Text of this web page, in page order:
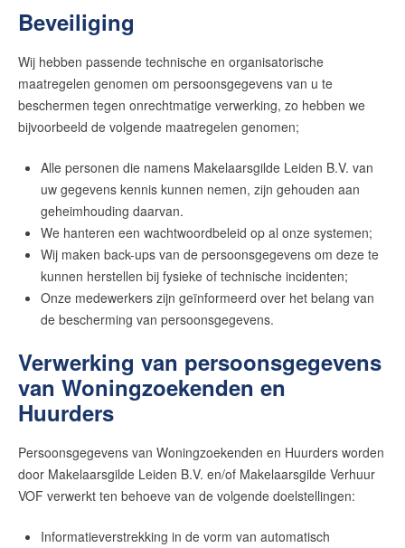
Beveiliging
Wij hebben passende technische en organisatorische
maatregelen genomen om persoonsgegevens van u te
beschermen tegen onrechtmatige verwerking, zo hebben we
bijvoorbeeld de volgende maatregelen genomen;
Alle personen die namens Makelaarsgilde Leiden B.V. van
uw gegevens kennis kunnen nemen, zijn gehouden aan
geheimhouding daarvan.
We hanteren een wachtwoordbeleid op al onze systemen;
Wij maken back-ups van de persoonsgegevens om deze te
kunnen herstellen bij fysieke of technische incidenten;
Onze medewerkers zijn geïnformeerd over het belang van
de bescherming van persoonsgegevens.
Verwerking van persoonsgegevens
van Woningzoekenden en
Huurders
Persoonsgegevens van Woningzoekenden en Huurders worden
door Makelaarsgilde Leiden B.V. en/of Makelaarsgilde Verhuur
VOF verwerkt ten behoeve van de volgende doelstellingen:
Informatieverstrekking in de vorm van automatisch